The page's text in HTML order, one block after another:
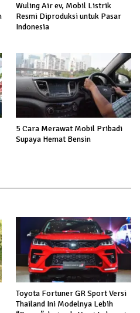
Wuling Air ev, Mobil Listrik
Resmi Diproduksi untuk Pasar
Indonesia
5 Cara Merawat Mobil Pribadi
Supaya Hemat Bensin
Toyota Fortuner GR Sport Versi
Thailand Ini Modelnya Lebih